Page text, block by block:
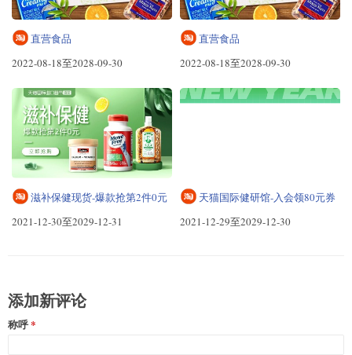
直营食品
2022-08-18至2028-09-30
直营食品
2022-08-18至2028-09-30
滋补保健现货-爆款抢第2件0元
2021-12-30至2029-12-31
天猫国际健研馆-入会领80元券
2021-12-29至2029-12-30
添加新评论
称呼